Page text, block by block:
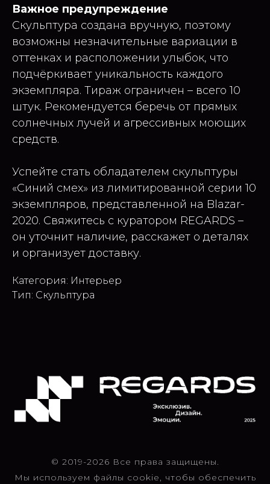
Важное предупреждение
Скульптура создана вручную, поэтому
возможны незначительные вариации в
оттенках и расположении улыбок, что
подчёркивает уникальность каждого
экземпляра. Тираж ограничен – всего 10
штук. Рекомендуется беречь от прямых
солнечных лучей и агрессивных моющих
средств.
Успейте стать обладателем скульптуры
«Синий смех» из лимитированной серии 10
экземпляров, представленной на Blazar-
2020. Свяжитесь с куратором REGARDS –
он уточнит наличие, расскажет о деталях
и организует доставку.
Категория: Интерьер
Тип: Скульптура
© 2019-2026 Все права защищены.
Мы используем файлы cookie, чтобы обеспечить